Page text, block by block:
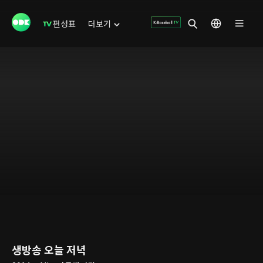
편성표 더보기
생방송 오늘 저녁